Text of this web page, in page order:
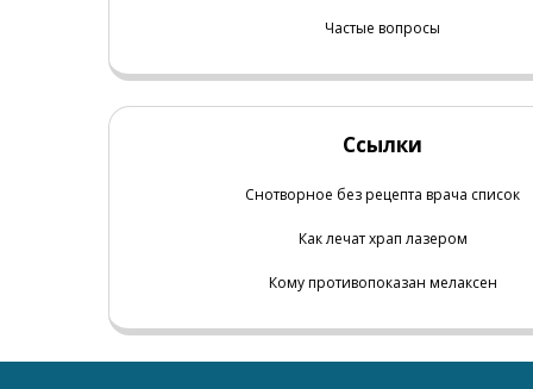
Частые вопросы
Ссылки
Снотворное без рецепта врача список
Как лечат храп лазером
Кому противопоказан мелаксен